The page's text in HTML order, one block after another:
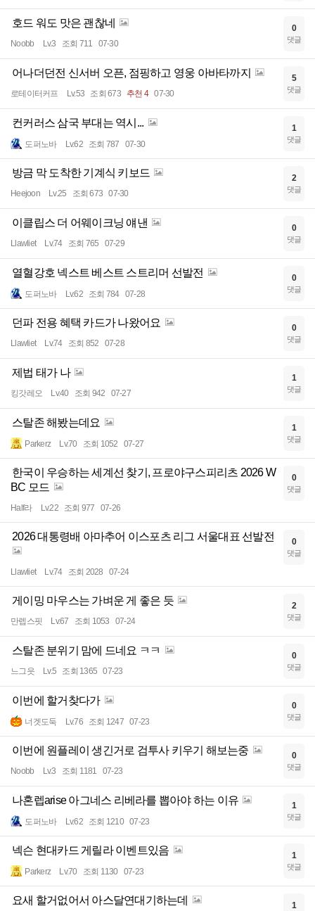
호드 워도 맛은 괜찮네
Noobb Lv.3 조회 711 07-30
0
댓글
어나더던전 신서버 오픈, 점핑하고 영웅 아바타까지
로테이터커프 Lv.53 조회 673 추천 4 07-30
5
댓글
컨커러스 삼국 부대는 역시...
도퍼노바 Lv.62 조회 787 07-30
1
댓글
방금 막 도착한 기계식 키보드
Heejoon Lv.25 조회 673 07-30
2
댓글
이클립스 더 어웨이크닝 얘낸
Llawliet Lv.74 조회 765 07-29
0
댓글
열혈강호 넥스트 베스트 스트리머 선발전
도퍼노바 Lv.62 조회 784 07-28
0
댓글
던파 전용 혜택 카드가 나왔어요
Llawliet Lv.74 조회 852 07-28
0
댓글
제법 태가 나
킹갓레오 Lv.40 조회 942 07-27
1
댓글
스탈존 해봤는데요
Parkerz Lv.70 조회 1052 07-27
1
댓글
한국이 우승하는 세계선 찾기, 프로야구스피리츠 2026 W
BC 모드
Half라 Lv.22 조회 977 07-26
0
댓글
2026 대통령배 아마추어 이스포츠 리그 서울대표 선발전
Llawliet Lv.74 조회 2028 07-24
0
댓글
게이밍 마우스는 가벼운 게 좋은 듯
만렙스핏 Lv.67 조회 1053 07-24
2
댓글
스탈존 분위기 맘에 드네요 ㅋㅋ
느그읏 Lv.5 조회 1365 07-23
0
댓글
이번에 할거찾다가
너겟도둑 Lv.76 조회 1247 07-23
0
댓글
이번에 원플레이 생긴거로 검투사 키우기 해보는중
Noobb Lv.3 조회 1181 07-23
0
댓글
나혼렙arise 아그네스 리베라를 뽑아야 하는 이유
도퍼노바 Lv.62 조회 1210 07-23
1
댓글
넥슨 현대카드 게릴라 이벤트있음
Parkerz Lv.70 조회 1130 07-23
1
댓글
요새 할거없어서 아스달연대기하는데 1